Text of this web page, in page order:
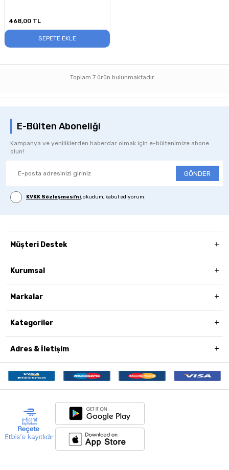
468,00 TL
SEPETE EKLE
Toplam 7ürün bulunmaktadır.
E-Bülten Aboneliği
Kampanya ve yeniliklerden haberdar olmak için e-bültenimize abone
olun!
GÖNDER
KVKK Sözleşmesi'ni, okudum, kabul ediyorum.
Müşteri Destek
Kurumsal
Markalar
Kategoriler
Adres & İletişim